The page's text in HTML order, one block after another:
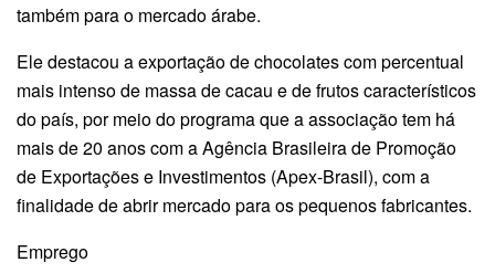
também para o mercado árabe.
Ele destacou a exportação de chocolates com percentual
mais intenso de massa de cacau e de frutos característicos
do país, por meio do programa que a associação tem há
mais de 20 anos com a Agência Brasileira de Promoção
de Exportações e Investimentos (Apex-Brasil), com a
finalidade de abrir mercado para os pequenos fabricantes.
Emprego